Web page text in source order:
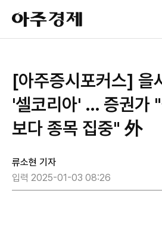
아
주
경
[아주증시포커스] 을
'셀코리아' … 증권가
보다 종목 집중" 外
류소현 기자
입력 2025-01-03 08:26